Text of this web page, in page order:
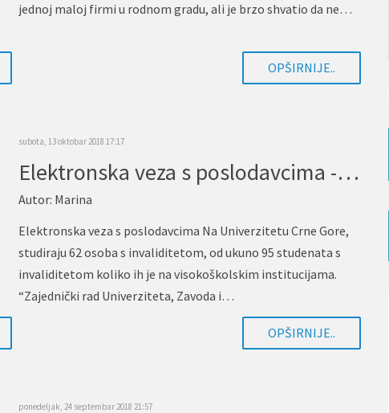
jednoj maloj firmi u rodnom gradu, ali je brzo shvatio da ne…
OPŠIRNIJE..
subota, 13 oktobar 2018 17:17
Elektronska veza s poslodavcima - Trans2Work.me
Autor: Marina
Elektronska veza s poslodavcima Na Univerzitetu Crne Gore,
studiraju 62 osoba s invaliditetom, od ukuno 95 studenata s
invaliditetom koliko ih je na visokoškolskim institucijama.
“Zajednički rad Univerziteta, Zavoda i…
OPŠIRNIJE..
ponedeljak, 24 septembar 2018 21:57